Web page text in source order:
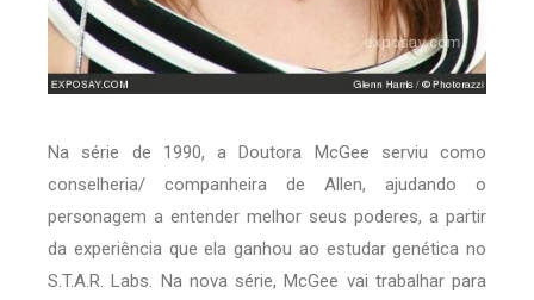
Na série de 1990, a Doutora McGee serviu como
conselheria/ companheira de Allen, ajudando o
personagem a entender melhor seus poderes, a partir
da experiência que ela ganhou ao estudar genética no
S.T.A.R. Labs. Na nova série, McGee vai trabalhar para